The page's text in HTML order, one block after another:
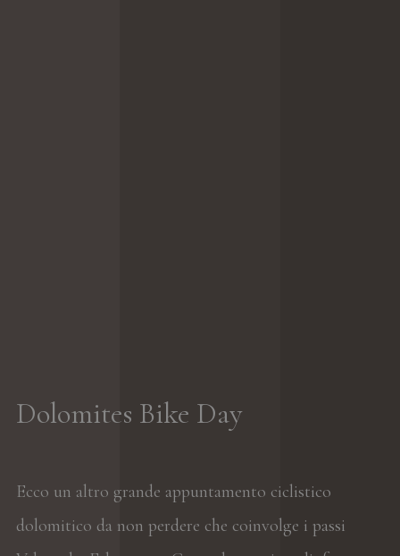
Dolomites Bike Day
Ecco un altro grande appuntamento ciclistico
dolomitico da non perdere che coinvolge i passi